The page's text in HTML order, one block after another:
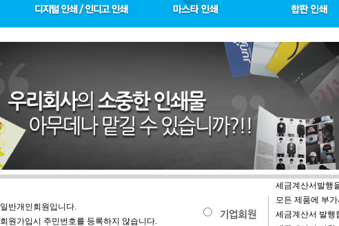
일반개인회원입니다.
회원가입시 주민번호를 등록하지 않습니다.
세금계산서발행
모든 제품에 부
세금계산서 발행